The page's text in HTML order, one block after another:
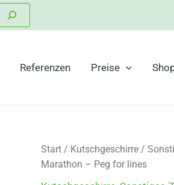
Referenzen Preise
Start / Kutschgeschirre /
Marathon – Peg for lines